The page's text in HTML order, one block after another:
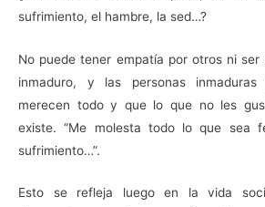
sufrimiento, el hambre, la sed…?
No puede tener empatía por otros ni ser
inmaduro, y las personas
merecen todo y que lo que no les
existe. “Me molesta todo lo que sea
sufrimiento…”.
Esto se refleja luego en la vida